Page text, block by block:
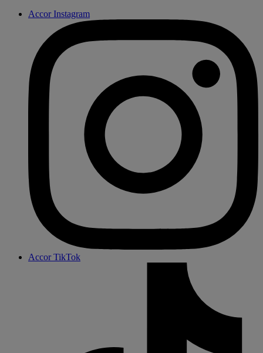
Accor Instagram
Accor TikTok